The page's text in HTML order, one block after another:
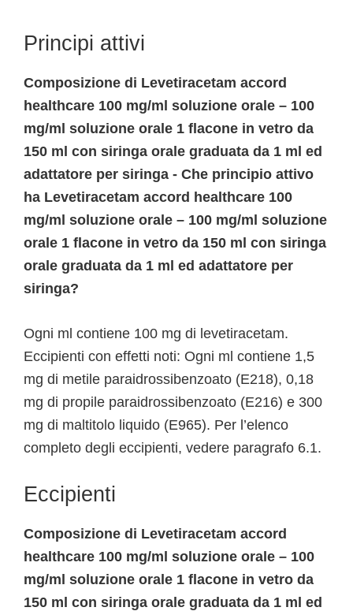
Principi attivi
Composizione di Levetiracetam accord
healthcare 100 mg/ml soluzione orale – 100
mg/ml soluzione orale 1 flacone in vetro da
150 ml con siringa orale graduata da 1 ml ed
adattatore per siringa - Che principio attivo
ha Levetiracetam accord healthcare 100
mg/ml soluzione orale – 100 mg/ml soluzione
orale 1 flacone in vetro da 150 ml con siringa
orale graduata da 1 ml ed adattatore per
siringa?
Ogni ml contiene 100 mg di levetiracetam.
Eccipienti con effetti noti: Ogni ml contiene 1,5
mg di metile paraidrossibenzoato (E218), 0,18
mg di propile paraidrossibenzoato (E216) e 300
mg di maltitolo liquido (E965). Per l’elenco
completo degli eccipienti, vedere paragrafo 6.1.
Eccipienti
Composizione di Levetiracetam accord
healthcare 100 mg/ml soluzione orale – 100
mg/ml soluzione orale 1 flacone in vetro da
150 ml con siringa orale graduata da 1 ml ed